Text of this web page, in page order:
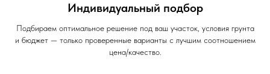
Индивидуальный подбор
Подбираем оптимальное решение под ваш участок, условия грунта
и бюджет — только проверенные варианты с лучшим соотношением
цена/качество.